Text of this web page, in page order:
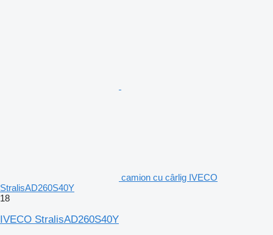
camion cu cârlig IVECO
StralisAD260S40Y
18
IVECO StralisAD260S40Y